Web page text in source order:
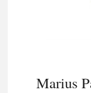
Marius